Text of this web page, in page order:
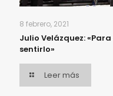
8 febrero, 2021
Julio Velázquez:
sentirlo»
Leer más